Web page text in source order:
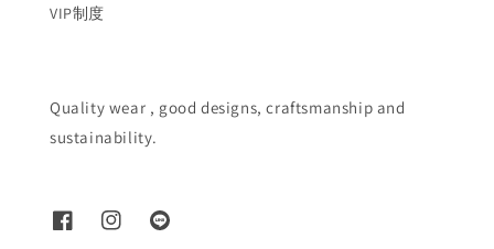
VIP制度
Quality wear , good designs, craftsmanship and
sustainability.